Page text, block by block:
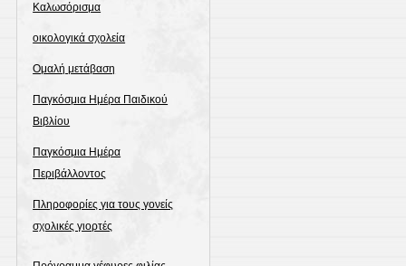
Καλωσόρισμα
οικολογικά σχολεία
Ομαλή μετάβαση
Παγκόσμια Ημέρα Παιδικού
Βιβλίου
Παγκόσμια Ημέρα
Περιβάλλοντος
Πληροφορίες για τους γονείς
σχολικές γιορτές